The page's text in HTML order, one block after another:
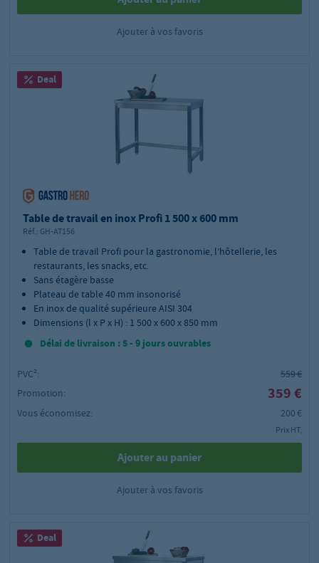
Ajouter à vos favoris
Deal
Table de travail en inox Profi 1 500 x 600 mm
Réf.: GH-AT156
Table de travail Profi pour la gastronomie, l’hôtellerie, les
restaurants, les snacks, etc.
Sans étagère basse
Plateau de table 40 mm insonorisé
En inox de qualité supérieure AISI 304
Dimensions (l x P x H) : 1 500 x 600 x 850 mm
Délai de livraison : 5 - 9 jours ouvrables
PVC²:
559 €
Promotion:
359 €
Vous économisez: 200 €
Prix HT,
Ajouter au panier
Ajouter à vos favoris
Deal